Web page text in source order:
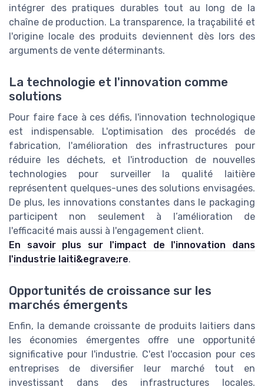
intégrer des pratiques durables tout au long de la
chaîne de production. La transparence, la traçabilité et
l'origine locale des produits deviennent dès lors des
arguments de vente déterminants.
La technologie et l'innovation comme
solutions
Pour faire face à ces défis, l'innovation technologique
est indispensable. L'optimisation des procédés de
fabrication, l'amélioration des infrastructures pour
réduire les déchets, et l'introduction de nouvelles
technologies pour surveiller la qualité laitière
représentent quelques-unes des solutions envisagées.
De plus, les innovations constantes dans le packaging
participent non seulement à l’amélioration de
l'efficacité mais aussi à l'engagement client.
En savoir plus sur l'impact de l'innovation dans
l'industrie laiti&egrave;re.
Opportunités de croissance sur les
marchés émergents
Enfin, la demande croissante de produits laitiers dans
les économies émergentes offre une opportunité
significative pour l'industrie. C'est l'occasion pour ces
entreprises de diversifier leur marché tout en
investissant dans des infrastructures locales.